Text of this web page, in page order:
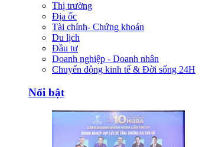
Thị trường
Địa ốc
Tài chính- Chứng khoán
Du lịch
Đầu tư
Doanh nghiệp - Doanh nhân
Chuyển động kinh tế & Đời sống 24H
Nổi bật